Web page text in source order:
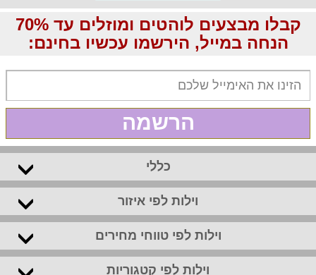
קבלו מבצעים לוהטים ומוזלים עד 70%
הנחה במייל, הירשמו עכשיו בחינם:
הרשמה
כללי
וילות לפי איזור
וילות לפי טווחי מחירים
וילות לפי קטגוריות